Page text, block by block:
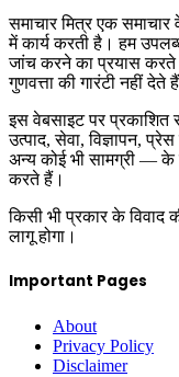
समाचार मित्र एक
में कार्य करती है। हम
जांच करने का प्रयास करते
गुणवत्ता की गारंटी नहीं देते
इस वेबसाइट पर
उत्पाद, सेवा, विज्ञापन,
अन्य कोई भी सामग्री — के
करते हैं।
किसी भी प्रकार के विवाद
लागू होगा।
Important Pages
About
Privacy Policy
Disclaimer